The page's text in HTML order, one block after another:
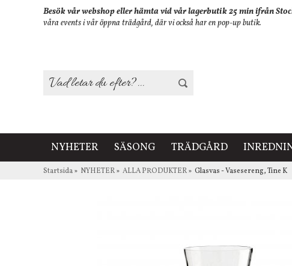
Besök vår webshop eller hämta vid vår lagerbutik 25 min ifrån
våra events i vår öppna trädgård, där vi också har en pop-up butik.
NYHETER SÄSONG TRÄDGÅRD
Startsida» NYHETER» ALLA PRODUKTER» Glasvas - Vasesereng, Tine K